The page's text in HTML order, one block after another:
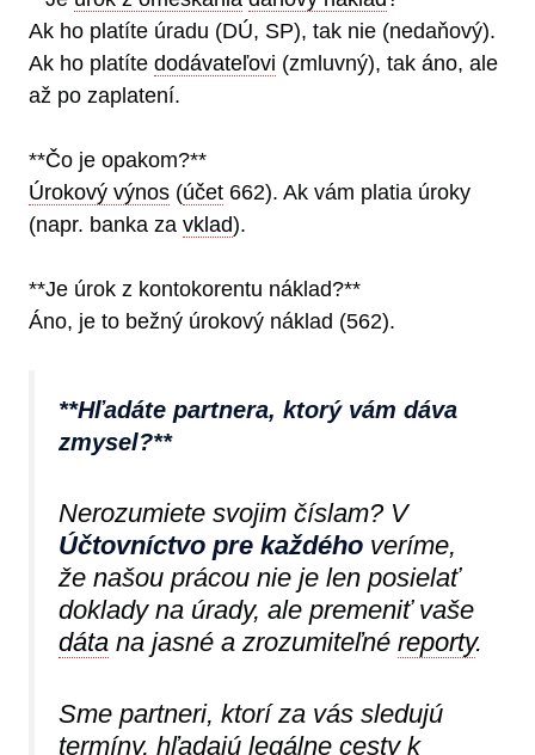
Ak ho platíte úradu (DÚ, SP), tak nie (nedaňový).
Ak ho platíte dodávateľovi (zmluvný), tak áno, ale
až po zaplatení.
**Čo je opakom?**
Úrokový výnos (účet 662). Ak vám platia úroky
(napr. banka za vklad).
**Je úrok z kontokorentu náklad?**
Áno, je to bežný úrokový náklad (562).
**Hľadáte partnera, ktorý vám dáva
zmysel?**
Nerozumiete svojim číslam? V
Účtovníctvo pre každého veríme,
že našou prácou nie je len posielať
doklady na úrady, ale premeniť vaše
dáta na jasné a zrozumiteľné reporty.
Sme partneri, ktorí za vás sledujú
termíny, hľadajú legálne cesty k